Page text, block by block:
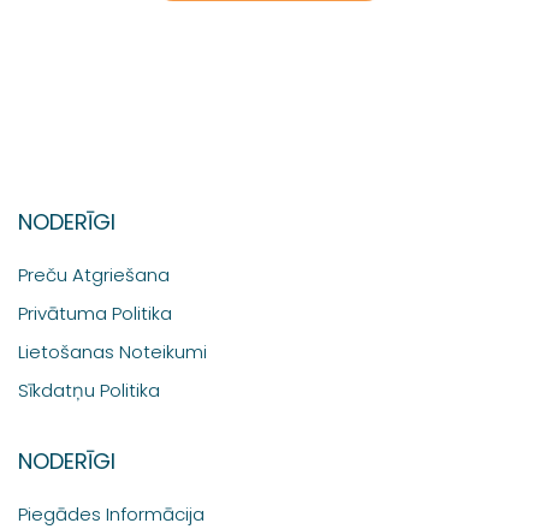
NODERĪGI
Preču Atgriešana
Privātuma Politika
Lietošanas Noteikumi
Sīkdatņu Politika
NODERĪGI
Piegādes Informācija